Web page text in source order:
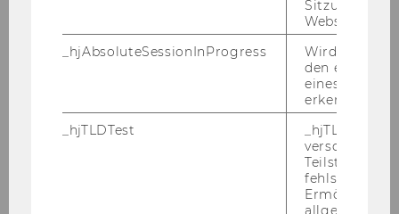
Uni­ver­si­täts­as­sis­tent/in prae doc
Ihr Auf­ga­ben­be­reich
Wis­sen­schaft­li­ches Ar­bei­ten, Über­nah­me von
Lehr­ver­an­stal­tun­gen und Mit­ar­beit im In­sti­
Sitzungslimit
Website
_hjAbsoluteSessionInProgress
Wird
den ersten
eines
erkennen.
_hjTLDTest
_hjTLDTest-
verschiedene
Teilstrings,
fehlschlägt.
Ermöglicht,